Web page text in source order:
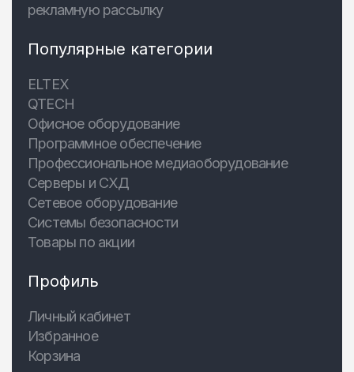
рекламную рассылку
Популярные категории
ELTEX
QTECH
Офисное оборудование
Программное обеспечение
Профессиональное медиаоборудование
Серверы и СХД
Сетевое оборудование
Системы безопасности
Товары по акции
Профиль
Личный кабинет
Избранное
Корзина